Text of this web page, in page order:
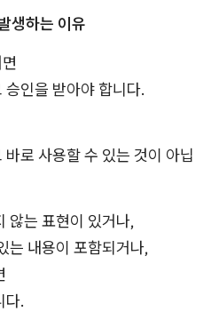
생하는 이유
인을 받아야 합니다.
로 사용할 수 있는 것이 아닙
않는 표현이 있거나,
는 내용이 포함되거나,
다.